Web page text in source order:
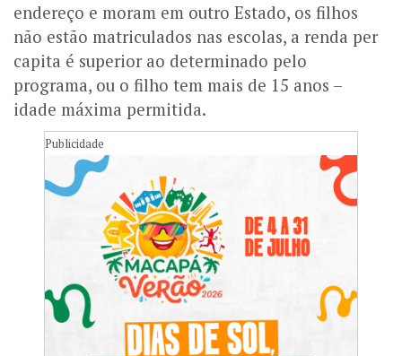
endereço e moram em outro Estado, os filhos
não estão matriculados nas escolas, a renda per
capita é superior ao determinado pelo
programa, ou o filho tem mais de 15 anos –
idade máxima permitida.
Publicidade